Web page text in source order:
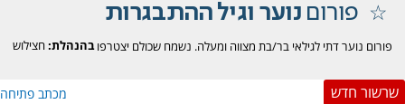
פורוםנוער וגיל ההתבגרות
בהנהלת:חצילוש פורום נוער דתי לגילאי בר/בת מצווה ומעלה. נשמח שכולם יצטרפו
מכתב פתיחה שרשור חדש